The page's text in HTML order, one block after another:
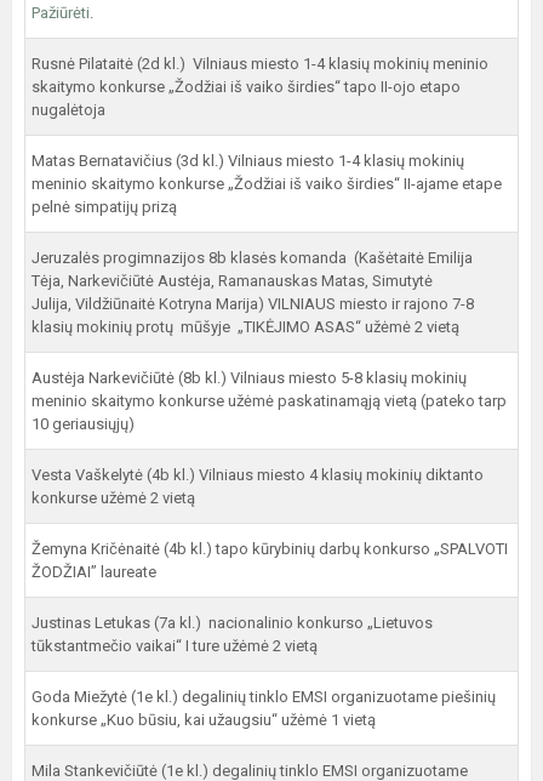
Pažiūrėti.
Rusnė Pilataitė (2d kl.) Vilniaus miesto 1-4 klasių mokinių meninio
skaitymo konkurse „Žodžiai iš vaiko širdies“ tapo II-ojo etapo
nugalėtoja
Matas Bernatavičius (3d kl.) Vilniaus miesto 1-4 klasių mokinių
meninio skaitymo konkurse „Žodžiai iš vaiko širdies“ II-ajame etape
pelnė simpatijų prizą
Jeruzalės progimnazijos 8b klasės komanda (Kašėtaitė Emilija
Tėja, Narkevičiūtė Austėja, Ramanauskas Matas, Simutytė
Julija, Vildžiūnaitė Kotryna Marija) VILNIAUS miesto ir rajono 7-8
klasių mokinių protų mūšyje „TIKĖJIMO ASAS“ užėmė 2 vietą
Austėja Narkevičiūtė (8b kl.) Vilniaus miesto 5-8 klasių mokinių
meninio skaitymo konkurse užėmė paskatinamąją vietą (pateko tarp
10 geriausiųjų)
Vesta Vaškelytė (4b kl.) Vilniaus miesto 4 klasių mokinių diktanto
konkurse užėmė 2 vietą
Žemyna Kričėnaitė (4b kl.) tapo kūrybinių darbų konkurso „SPALVOTI
ŽODŽIAI” laureate
Justinas Letukas (7a kl.) nacionalinio konkurso „Lietuvos
tūkstantmečio vaikai“ I ture užėmė 2 vietą
Goda Miežytė (1e kl.) degalinių tinklo EMSI organizuotame piešinių
konkurse „Kuo būsiu, kai užaugsiu“ užėmė 1 vietą
Mila Stankevičiūtė (1e kl.) degalinių tinklo EMSI organizuotame